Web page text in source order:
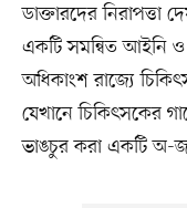
ডাক্তারদের নিরাপত্তা
একটি সমন্বিত আইনি ও
অধিকাংশ রাজ্যে
যেখানে চিকিৎসকের
ভাঙচুর করা একটি অ-